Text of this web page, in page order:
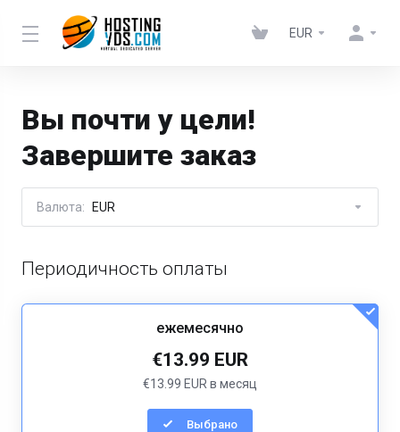
EUR
Вы почти у цели!
Завершите заказ
Валюта: EUR
Периодичность оплаты
ежемесячно
€13.99 EUR
€13.99 EUR в месяц
Выбрано